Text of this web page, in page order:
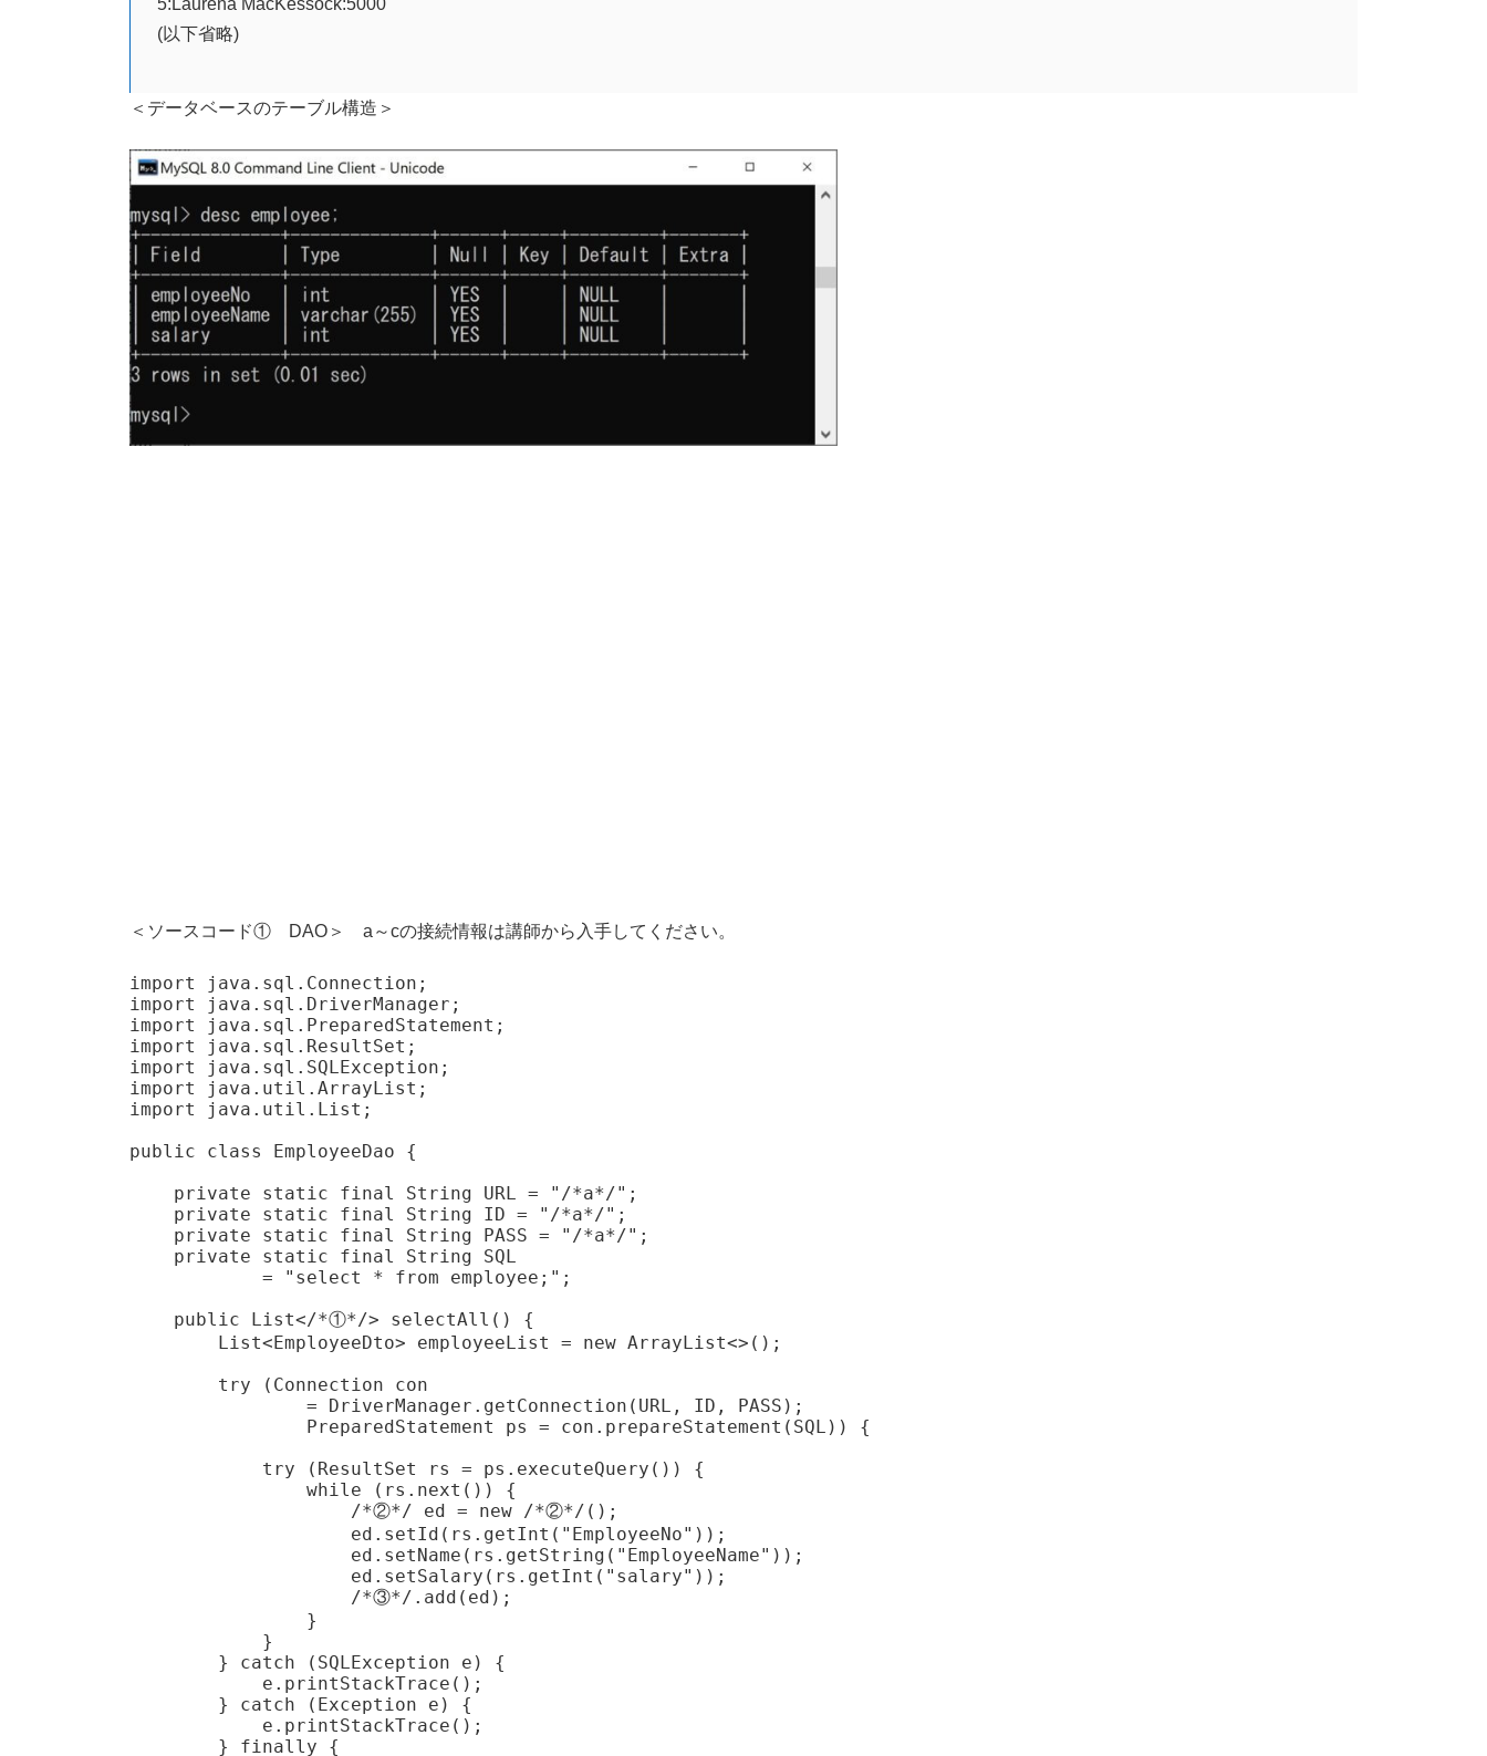
5:Laurena MacKessock:5000
(以下省略)
＜データベースのテーブル構造＞
＜ソースコード① DAO＞ a～cの接続情報は講師から入手してください。
import java.sql.Connection;
import java.sql.DriverManager;
import java.sql.PreparedStatement;
import java.sql.ResultSet;
import java.sql.SQLException;
import java.util.ArrayList;
import java.util.List;
public class EmployeeDao {
    private static final String URL = "/*a*/";
    private static final String ID = "/*a*/";
    private static final String PASS = "/*a*/";
    private static final String SQL
            = "select * from employee;";
    public List</*①*/> selectAll() {
        List<EmployeeDto> employeeList = new ArrayList<>();
        try (Connection con
                = DriverManager.getConnection(URL, ID, PASS);
                PreparedStatement ps = con.prepareStatement(SQL)) {
            try (ResultSet rs = ps.executeQuery()) {
                while (rs.next()) {
                    /*②*/ ed = new /*②*/();
                    ed.setId(rs.getInt("EmployeeNo"));
                    ed.setName(rs.getString("EmployeeName"));
                    ed.setSalary(rs.getInt("salary"));
                    /*③*/.add(ed);
                }
            }
        } catch (SQLException e) {
            e.printStackTrace();
        } catch (Exception e) {
            e.printStackTrace();
        } finally {